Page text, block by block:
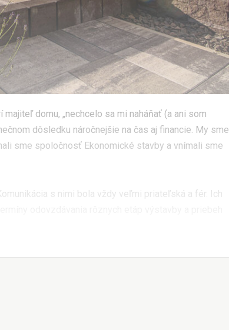
domu, „nechcelo sa mi naháňať (a ani som
dôsledku náročnejšie na čas aj financie. My sme
sme spoločnosť Ekonomické stavby a vnímali sme
s nimi bola vždy veľmi priateľská a fér. Ich